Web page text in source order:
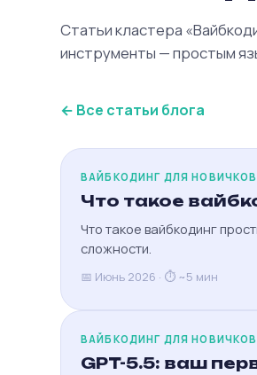
Статьи кластера
инструменты — простым
← Все статьи блога
ВАЙБКОДИНГ ДЛЯ НОВИЧКОВ
Что такое
Что такое вайбкодинг
сложности.
📅 Июнь 2026 · ⏱ ~5 мин
ВАЙБКОДИНГ ДЛЯ НОВИЧКОВ
GPT-5.5: ваш